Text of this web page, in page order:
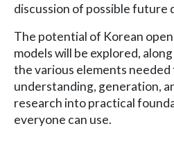
discussion of possible future
The potential of Korean
models will be explored,
the various elements
understanding, generation,
research into practical
everyone can use.